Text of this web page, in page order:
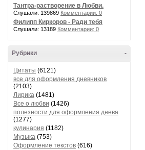
Тантра-растворение в Любви.
Слушали: 139869 Комментарии: 0
Филипп Киркоров - Ради тебя
Слушали: 13189 Комментарии: 0
-
Рубрики
Цитаты (6121)
все для оформления дневников
(2103)
Лирика (1481)
Все о любви (1426)
полезности для оформления днева
(1277)
кулинария (1182)
Музыка (753)
Оформление текстов (616)